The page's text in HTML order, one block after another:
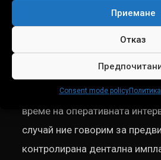
Приемане
Отказ
Consent mode policy
денталния лекар –
специализиран софтуер е
недопускане на грешки по
поставянето на зъбни
Тези грешки могат, да се
време на оперативната
случай ние говорим за
контролирана дентална